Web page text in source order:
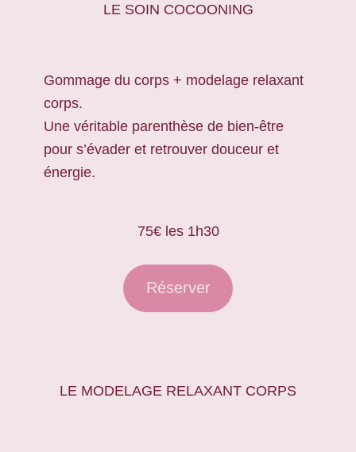
LE SOIN COCOONING
Gommage du corps + modelage relaxant
corps.
Une véritable parenthèse de bien-être
pour s’évader et retrouver douceur et
énergie.
75€ les 1h30
Réserver
LE MODELAGE RELAXANT CORPS